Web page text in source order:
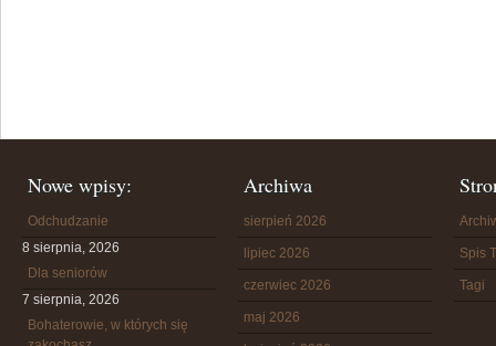
Nowe wpisy:
Odchudzanie
8 sierpnia, 2026
Dla seniorów
7 sierpnia, 2026
Bohaterowie, w których się
Archiwa
sierpień 2026
lipiec 2026
czerwiec 2026
maj 2026
Spis
Tagi